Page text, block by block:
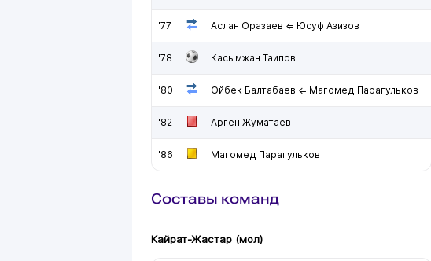
'77 Аслан Оразаев ⇐ Юсуф Азизов
'78 Касымжан Таипов
'80 Ойбек Балтабаев ⇐ Магомед Парагульков
'82 Арген Жуматаев
'86 Магомед Парагульков
Составы команд
Кайрат-Жастар (мол)